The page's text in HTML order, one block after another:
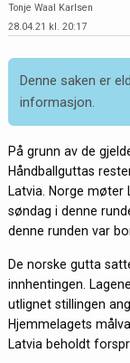
Tonje Waal Karlsen
28.04.21 kl. 20:17
Denne saken er
informasjon.
På grunn av de
Håndballguttas
Latvia. Norge møter
søndag i denne
denne runden var
De norske gutta
innhentingen.
utlignet stillingen
Hjemmelagets
Latvia beholdt